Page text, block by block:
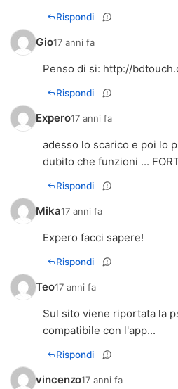
Rispondi
Gio17 anni fa
Penso di si: http://
Rispondi
Expero17 anni fa
adesso lo scarico e poi lo
dubito che funzioni ...
Rispondi
Mika17 anni fa
Expero facci sapere!
Rispondi
Teo17 anni fa
Sul sito viene riportata la
compatibile con l'app...
Rispondi
vincenzo17 anni fa